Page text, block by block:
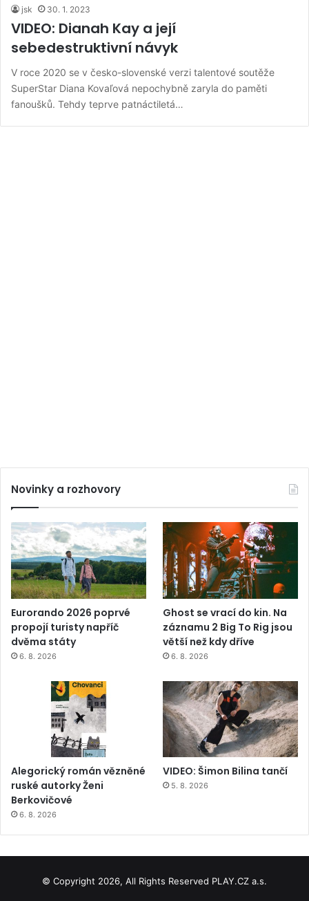
jsk 30. 1. 2023
VIDEO: Dianah Kay a její
sebedestruktivní návyk
V roce 2020 se v česko-slovenské verzi talentové soutěže
SuperStar Diana Kovaľová nepochybně zaryla do paměti
fanoušků. Tehdy teprve patnáctiletá…
Novinky a rozhovory
Eurorando 2026 poprvé
propojí turisty napříč
dvěma státy
6. 8. 2026
Ghost se vrací do kin. Na
záznamu 2 Big To Rig jsou
větší než kdy dříve
6. 8. 2026
Alegorický román vězněné
ruské autorky Ženi
Berkovičové
6. 8. 2026
VIDEO: Šimon Bilina tančí
5. 8. 2026
© Copyright 2026, All Rights Reserved PLAY.CZ a.s.